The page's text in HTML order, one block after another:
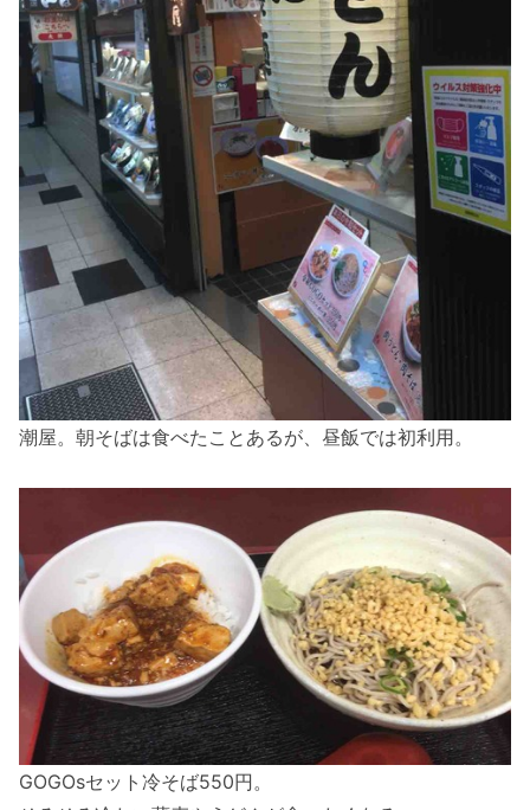
潮屋。朝そばは食べたことあるが、昼飯では初利用。
GOGOsセット冷そば550円。